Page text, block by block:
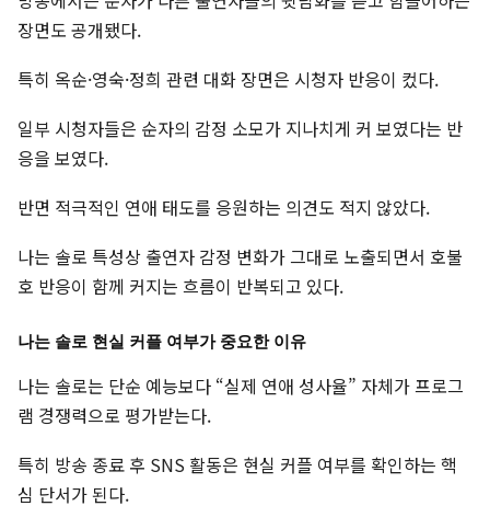
장면도 공개됐다.
특히 옥순·영숙·정희 관련 대화 장면은 시청자 반응이 컸다.
일부 시청자들은 순자의 감정 소모가 지나치게 커 보였다는 반
응을 보였다.
반면 적극적인 연애 태도를 응원하는 의견도 적지 않았다.
나는 솔로 특성상 출연자 감정 변화가 그대로 노출되면서 호불
호 반응이 함께 커지는 흐름이 반복되고 있다.
나는 솔로 현실 커플 여부가 중요한 이유
나는 솔로는 단순 예능보다 “실제 연애 성사율” 자체가 프로그
램 경쟁력으로 평가받는다.
특히 방송 종료 후 SNS 활동은 현실 커플 여부를 확인하는 핵
심 단서가 된다.